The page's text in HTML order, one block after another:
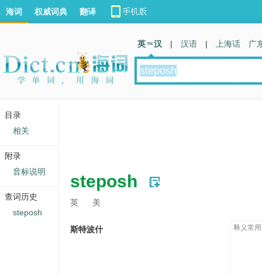
steposh
英 美
斯特波什 释义常
海词 权威词典 翻译
英 汉 | 汉语 | 上海话 广
目录
相关
附录
音标说明
查词历史
steposh